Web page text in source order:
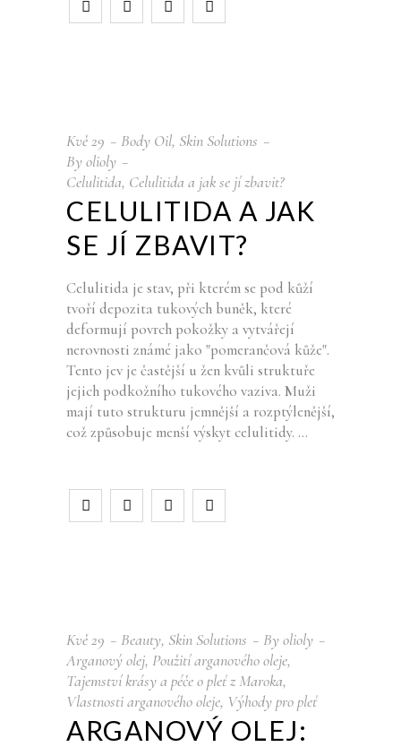
Kvě29 Body Oil, Skin Solutions
Byolioly
Celulitida, Celulitida a jak se jí zbavit?
CELULITIDA A JAK
SE JÍ ZBAVIT?
Celulitida je stav, při kterém se pod kůží
tvoří depozita tukových buněk, které
deformují povrch pokožky a vytvářejí
nerovnosti známé jako "pomerančová kůže".
Tento jev je častější u žen kvůli struktuře
jejich podkožního tukového vaziva. Muži
mají tuto strukturu jemnější a rozptýlenější,
což způsobuje menší výskyt celulitidy.
Kvě29 Beauty, Skin Solutions Byolioly
Arganový olej, Použití arganového oleje,
Tajemství krásy a péče o pleť z Maroka,
Vlastnosti arganového oleje, Výhody pro pleť
ARGANOVÝ OLEJ: